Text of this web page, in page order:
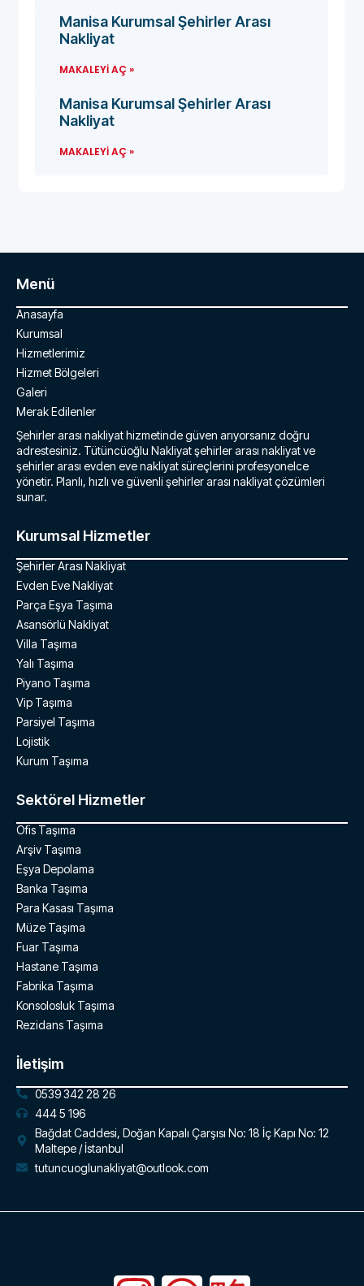
Manisa Kurumsal Şehirler Arası
Nakliyat
MAKALEYI AÇ »
Manisa Kurumsal Şehirler Arası
Nakliyat
MAKALEYI AÇ »
Menü
Anasayfa
Kurumsal
Hizmetlerimiz
Hizmet Bölgeleri
Galeri
Merak Edilenler
Şehirler arası nakliyat hizmetinde güven arıyorsanız doğru
adrestesiniz. Tütüncüoğlu Nakliyat şehirler arası nakliyat ve
şehirler arası evden eve nakliyat süreçlerini profesyonelce
yönetir. Planlı, hızlı ve güvenli şehirler arası nakliyat çözümleri
sunar.
Kurumsal Hizmetler
Şehirler Arası Nakliyat
Evden Eve Nakliyat
Parça Eşya Taşıma
Asansörlü Nakliyat
Villa Taşıma
Yalı Taşıma
Piyano Taşıma
Vip Taşıma
Parsiyel Taşıma
Lojistik
Kurum Taşıma
Sektörel Hizmetler
Ofis Taşıma
Arşiv Taşıma
Eşya Depolama
Banka Taşıma
Para Kasası Taşıma
Müze Taşıma
Fuar Taşıma
Hastane Taşıma
Fabrika Taşıma
Konsolosluk Taşıma
Rezidans Taşıma
İletişim
0539 342 28 26
444 5 196
Bağdat Caddesi, Doğan Kapalı Çarşısı No: 18 İç Kapı No: 12
Maltepe / İstanbul
tutuncuoglunakliyat@outlook.com